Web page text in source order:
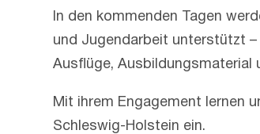
In den kommenden Tagen
und Jugendarbeit unterstützt –
Ausflüge, Ausbildungsmaterial
Mit ihrem Engagement lernen
Schleswig-Holstein ein.